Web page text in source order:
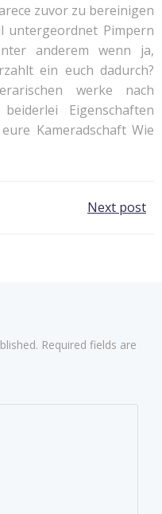
zuvor zu bereinigen
untergeordnet Pimpern
anderem wenn ja,
ein euch dadurch?
werke nach
Eigenschaften
Kameradschaft Wie
Next post
Required fields are